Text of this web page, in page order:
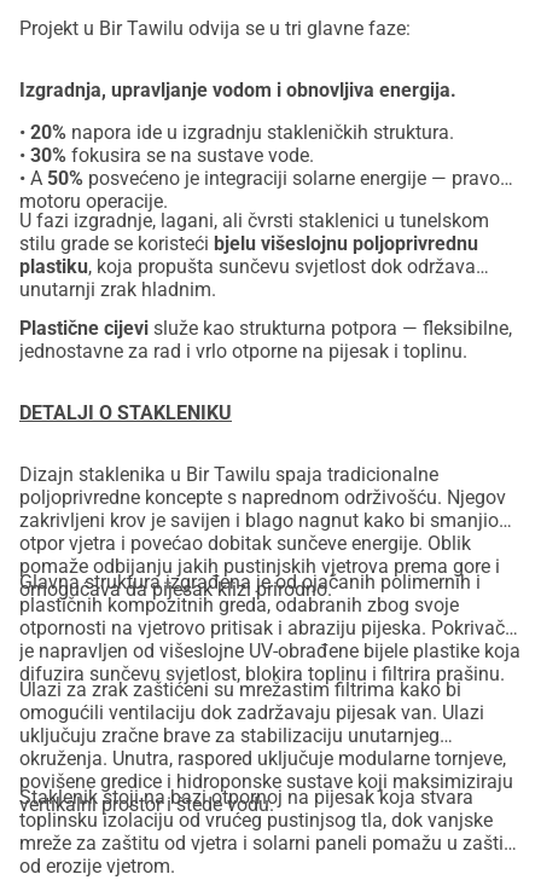
Projekt u Bir Tawilu odvija se u tri glavne faze:
Izgradnja, upravljanje vodom i obnovljiva energija.
• 20% napora ide u izgradnju stakleničkih struktura.
• 30% fokusira se na sustave vode.
• A 50% posvećeno je integraciji solarne energije — pravom
motoru operacije.
U fazi izgradnje, lagani, ali čvrsti staklenici u tunelskom
stilu grade se koristeći bjelu višeslojnu poljoprivrednu
plastiku, koja propušta sunčevu svjetlost dok održava
unutarnji zrak hladnim.
Plastične cijevi služe kao strukturna potpora — fleksibilne,
jednostavne za rad i vrlo otporne na pijesak i toplinu.
DETALJI O STAKLENIKU
Dizajn staklenika u Bir Tawilu spaja tradicionalne
poljoprivredne koncepte s naprednom održivošću. Njegov
zakrivljeni krov je savijen i blago nagnut kako bi smanjio
otpor vjetra i povećao dobitak sunčeve energije. Oblik
pomaže odbijanju jakih pustinjskih vjetrova prema gore i
omogućava da pijesak klizi prirodno.
Glavna struktura izgrađena je od ojačanih polimernih i
plastičnih kompozitnih greda, odabranih zbog svoje
otpornosti na vjetrovo pritisak i abraziju pijeska. Pokrivač
je napravljen od višeslojne UV-obrađene bijele plastike koja
difuzira sunčevu svjetlost, blokira toplinu i filtrira prašinu.
Ulazi za zrak zaštićeni su mrežastim filtrima kako bi
omogućili ventilaciju dok zadržavaju pijesak van. Ulazi
uključuju zračne brave za stabilizaciju unutarnjeg
okruženja. Unutra, raspored uključuje modularne tornjeve,
povišene gredice i hidroponske sustave koji maksimiziraju
vertikalni prostor i štede vodu.
Staklenik stoji na bazi otpornoj na pijesak koja stvara
toplinsku izolaciju od vrućeg pustinjsog tla, dok vanjske
mreže za zaštitu od vjetra i solarni paneli pomažu u zaštiti
od erozije vjetrom.